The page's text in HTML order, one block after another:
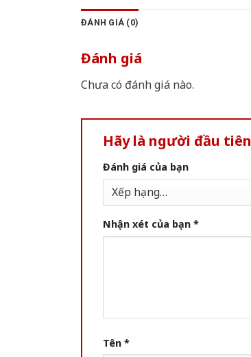
ĐÁNH GIÁ (0)
Đánh giá
Chưa có đánh giá nào.
Hãy là người đầu tiên
Đánh giá của bạn
Nhận xét của bạn *
Tên *